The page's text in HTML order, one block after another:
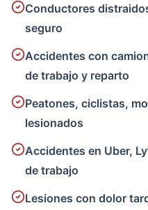
Conductores
seguro
Accidentes con
de trabajo y reparto
Peatones, ciclistas,
lesionados
Accidentes en Uber,
de trabajo
Lesiones con dolor